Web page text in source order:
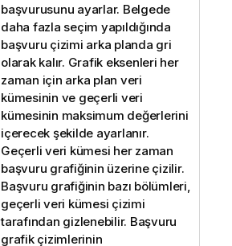
başvurusunu ayarlar. Belgede
daha fazla seçim yapıldığında
başvuru çizimi arka planda gri
olarak kalır. Grafik eksenleri her
zaman için arka plan veri
kümesinin ve geçerli veri
kümesinin maksimum değerlerini
içerecek şekilde ayarlanır.
Geçerli veri kümesi her zaman
başvuru grafiğinin üzerine çizilir.
Başvuru grafiğinin bazı bölümleri,
geçerli veri kümesi çizimi
tarafından gizlenebilir. Başvuru
grafik çizimlerinin